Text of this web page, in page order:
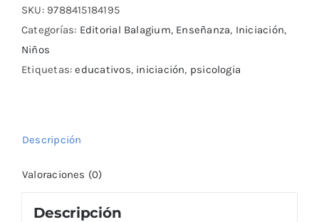
la
motricidad
SKU: 9788415184195
Categorías: Editorial Balagium, Enseñanza, Iniciación,
Niños
Etiquetas:educativos, iniciación, psicologia
Descripción
Valoraciones (0)
Descripción